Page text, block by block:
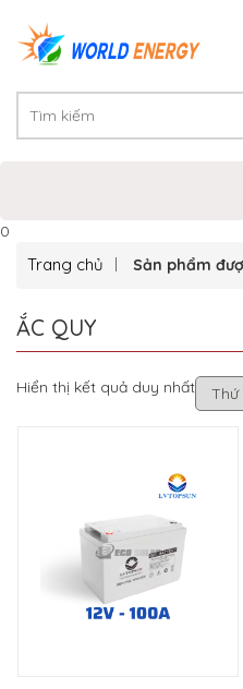
0
Trang chủ Sản phẩm
ẮC QUY
Hiển thị kết quả duy nhất